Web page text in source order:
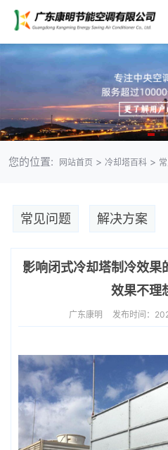
您的位置: 网站首页 > 冷却塔百科>
常见问题 解决方案
影响闭式冷却塔制冷效果
效果不理
广东康明 发布时间：